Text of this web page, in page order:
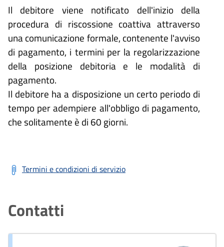
Il debitore viene notificato dell'inizio della
procedura di riscossione coattiva attraverso
una comunicazione formale, contenente l'avviso
di pagamento, i termini per la regolarizzazione
della posizione debitoria e le modalità di
pagamento.
Il debitore ha a disposizione un certo periodo di
tempo per adempiere all'obbligo di pagamento,
che solitamente è di 60 giorni.
Termini e condizioni di servizio
Contatti